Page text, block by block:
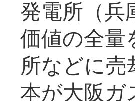
発電所（兵
価値の全量
所などに
本が大阪ガ